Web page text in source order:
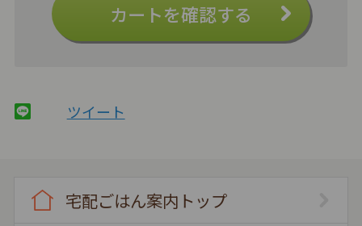
カートを確認する
ツイート
宅配ごはん案内トップ